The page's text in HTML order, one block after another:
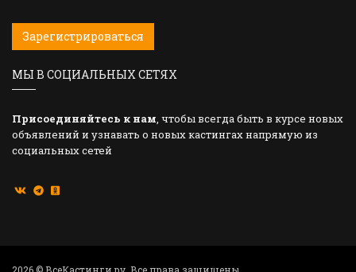
Зарегистрироваться
МЫ В СОЦИАЛЬНЫХ СЕТЯХ
Присоединяйтесь к нам, чтобы всегда быть в курсе новых
объявлений и узнавать о новых кастингах напрямую из
социальных сетей